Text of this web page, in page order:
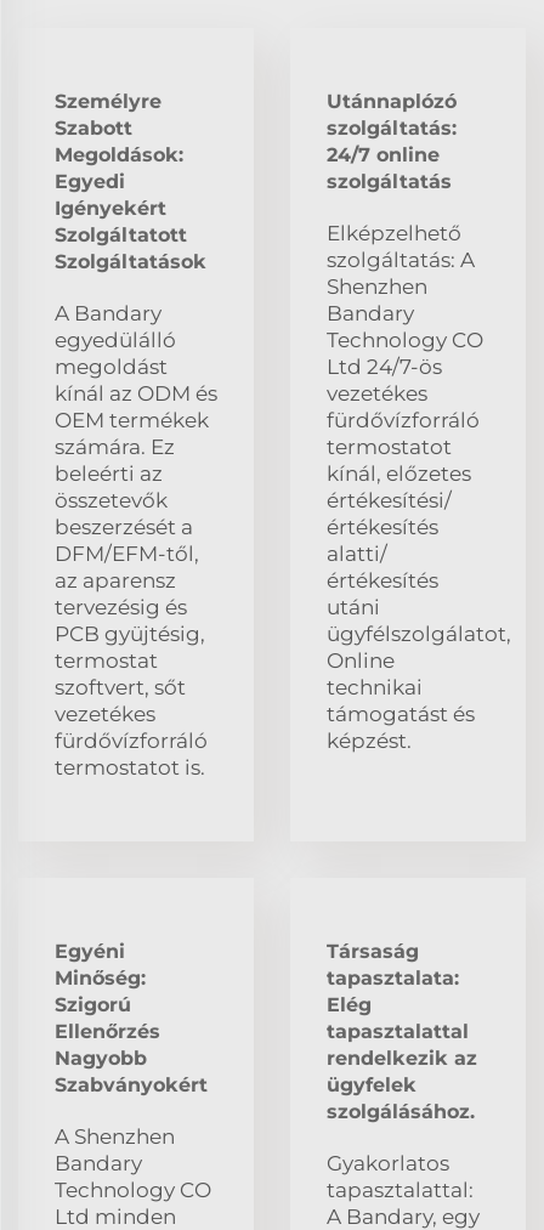
Személyre
Szabott
Megoldások:
Egyedi
Igényekért
Szolgáltatott
Szolgáltatások
A Bandary
egyedülálló
megoldást
kínál az ODM és
OEM termékek
számára. Ez
beleérti az
összetevők
beszerzését a
DFM/EFM-től,
az aparensz
tervezésig és
PCB gyüjtésig,
termostat
szoftvert, sőt
vezetékes
fürdővízforráló
termostatot is.
Utánnaplózó
szolgáltatás:
24/7 online
szolgáltatás
Elképzelhető
szolgáltatás: A
Shenzhen
Bandary
Technology CO
Ltd 24/7-ös
vezetékes
fürdővízforráló
termostatot
kínál, előzetes
értékesítési/
értékesítés
alatti/
értékesítés
utáni
ügyfélszolgálatot,
Online
technikai
támogatást és
képzést.
Egyéni
Minőség:
Szigorú
Ellenőrzés
Nagyobb
Szabványokért
A Shenzhen
Bandary
Technology CO
Ltd minden
Társaság
tapasztalata:
Elég
tapasztalattal
rendelkezik az
ügyfelek
szolgálásához.
Gyakorlatos
tapasztalattal:
A Bandary, egy